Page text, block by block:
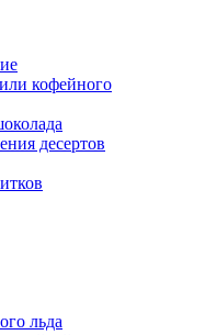
кофейного
десертов
льда